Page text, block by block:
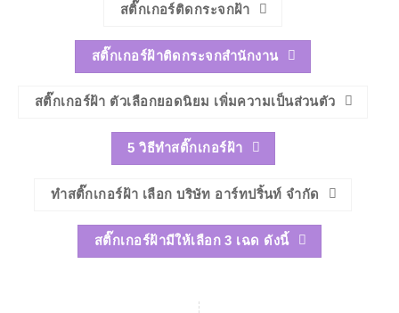
สติ๊กเกอร์ติดกระจกฝ้า
สติ๊กเกอร์ฝ้าติดกระจกสำนักงาน
สติ๊กเกอร์ฝ้า ตัวเลือกยอดนิยม เพิ่มความเป็นส่วนตัว
5 วิธีทำสติ๊กเกอร์ฝ้า
ทำสติ๊กเกอร์ฝ้า เลือก บริษัท อาร์ทปริ้นท์ จำกัด
สติ๊กเกอร์ฝ้ามีให้เลือก 3 เฉด ดังนี้